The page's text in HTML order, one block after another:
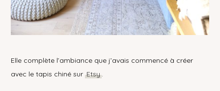
Elle complète l’ambiance que j’avais commencé à créer
avec le tapis chiné surEtsy .